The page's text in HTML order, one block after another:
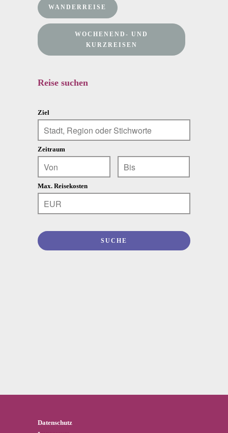
WANDERREISE
WOCHENEND- UND
KURZREISEN
Reise suchen
Ziel
Zeitraum
Max. Reisekosten
Datenschutz